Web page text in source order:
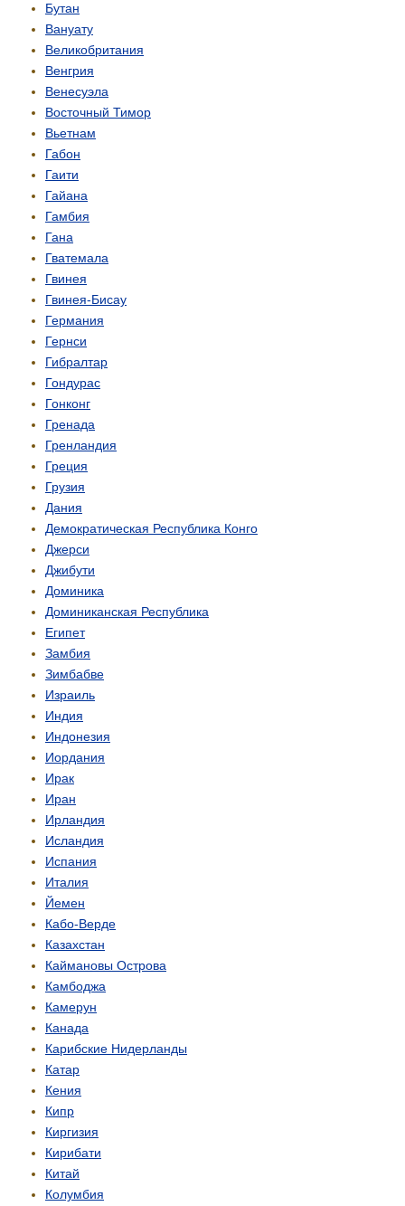
Бутан
Вануату
Великобритания
Венгрия
Венесуэла
Восточный Тимор
Вьетнам
Габон
Гаити
Гайана
Гамбия
Гана
Гватемала
Гвинея
Гвинея-Бисау
Германия
Гернси
Гибралтар
Гондурас
Гонконг
Гренада
Гренландия
Греция
Грузия
Дания
Демо­кратическая Республика Конго
Джерси
Джибути
Доминика
Доминиканская Республика
Египет
Замбия
Зимбабве
Израиль
Индия
Индонезия
Иордания
Ирак
Иран
Ирландия
Исландия
Испания
Италия
Йемен
Кабо-Верде
Казахстан
Каймановы Острова
Камбоджа
Камерун
Канада
Карибские Нидерланды
Катар
Кения
Кипр
Киргизия
Кирибати
Китай
Колумбия